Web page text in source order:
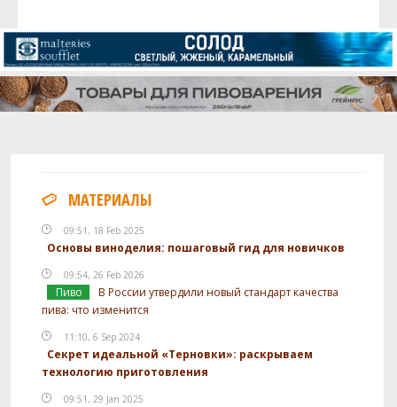
МАТЕРИАЛЫ
09:51, 18 Feb 2025
Основы виноделия: пошаговый гид для новичков
09:54, 26 Feb 2026
Пиво
В России утвердили новый стандарт качества
пива: что изменится
11:10, 6 Sep 2024
Секрет идеальной «Терновки»: раскрываем
технологию приготовления
09:51, 29 Jan 2025